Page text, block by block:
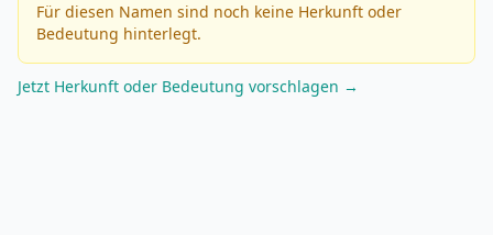
Für diesen Namen sind noch keine Herkunft oder
Bedeutung hinterlegt.
Jetzt Herkunft oder Bedeutung vorschlagen →